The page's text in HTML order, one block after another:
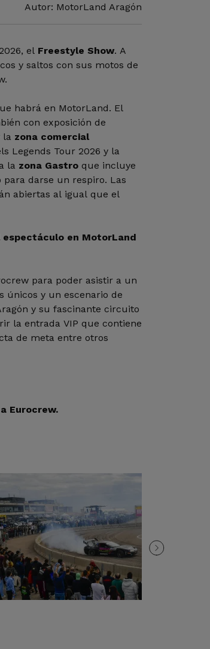
Autor: MotorLand Aragón
el Freestyle Show. A
y saltos con sus motos de
habrá en MotorLand. El
con exposición de
la zona comercial
Legends Tour 2026 y la
la zona Gastro que incluye
darse un respiro. Las
abiertas al igual que el
en MotorLand
para poder asistir a un
únicos y un escenario de
y su fascinante circuito
la entrada VIP que contiene
de meta entre otros
Eurocrew.